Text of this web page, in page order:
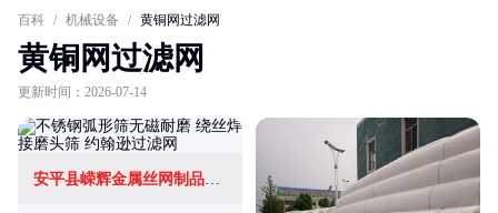
百科 / 机械设备 / 黄铜网过滤网
黄铜网过滤网
更新时间：2026-07-14
安平县嵘辉金属丝网制品有限公司